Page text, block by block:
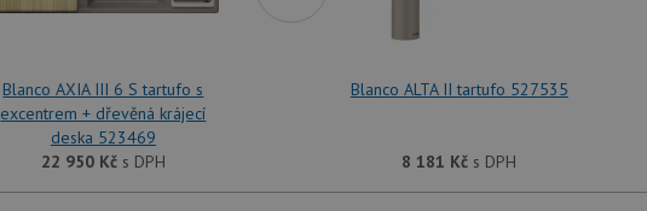
Blanco AXIA III 6 S tartufo s
excentrem + dřevěná krájecí
deska 523469
22 950 Kčs DPH
Blanco ALTA II tartufo 527535
8 181 Kč s DPH